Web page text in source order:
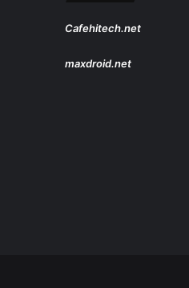
Cafehitech.net
maxdroid.net